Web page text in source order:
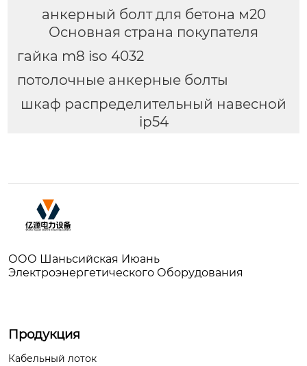
анкерный болт для бетона м20
Основная страна покупателя
гайка m8 iso 4032
потолочные анкерные болты
шкаф распределительный навесной
ip54
ООО Шаньсийская Июань
Электроэнергетического Оборудования
Продукция
Кабельный лоток